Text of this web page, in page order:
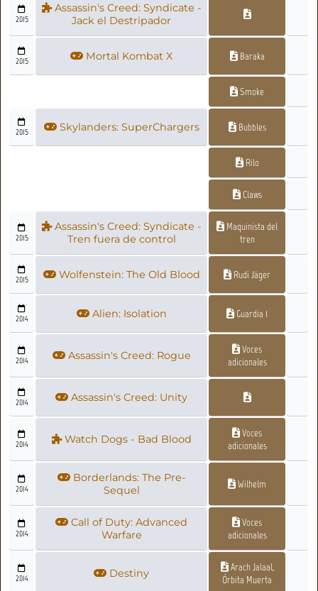
2015
Assassin's Creed: Syndicate -
Jack el Destripador
2015 Mortal Kombat X Baraka
Smoke
2015 Skylanders: SuperChargers Bubbles
Rilo
Claws
2015
Assassin's Creed: Syndicate -
Tren fuera de control
Maquinista del
tren
2015 Wolfenstein: The Old Blood Rudi Jäger
2014 Alien: Isolation Guardia 1
2014 Assassin's Creed: Rogue
Voces
adicionales
2014 Assassin's Creed: Unity
2014 Watch Dogs - Bad Blood
Voces
adicionales
2014
Borderlands: The Pre-
Sequel
Wilhelm
2014
Call of Duty: Advanced
Warfare
Voces
adicionales
2014 Destiny
Arach Jalaal,
Órbita Muerta